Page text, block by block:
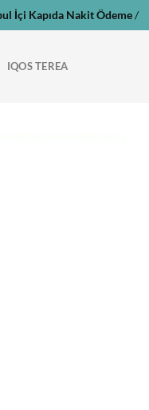
İçi Kapıda Nakit Ödeme/
IQOS TEREA